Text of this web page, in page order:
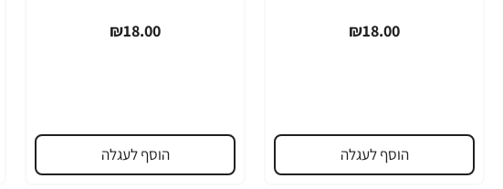
₪18.00
הוסף לעגלה
₪18.00
הוסף לעגלה